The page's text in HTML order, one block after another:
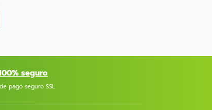
seguro
pago seguro SSL